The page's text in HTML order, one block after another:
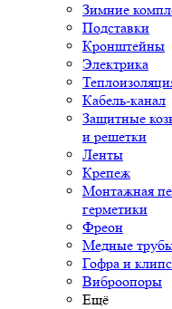
Зимние
Подставки
Кронштейны
Электрика
Кабель-канал
Защитные
и решетки
Ленты
Крепеж
Монтажная
герметики
Фреон
Медные
Гофра и
Виброопоры
Ещё